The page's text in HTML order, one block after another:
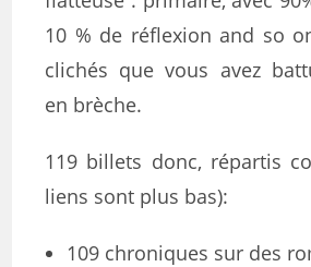
10 % de réflexion and so
clichés que vous avez
en brèche.
119 billets donc, répartis
liens sont plus bas):
109 chroniques sur des